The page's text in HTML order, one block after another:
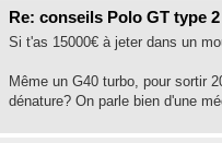
Re: conseils Polo GT type 2
Si t'as 15000€ à jeter dans un
Même un G40 turbo, pour sortir
dénature? On parle bien d'une